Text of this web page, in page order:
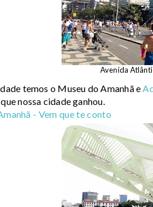
Avenida
temos o Museu do Amanhã e
nossa cidade ganhou.
- Vem que te conto